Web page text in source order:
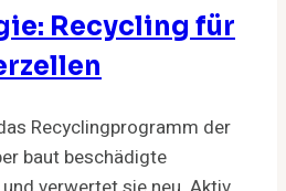
Recycling für
Recyclingprogramm der
baut beschädigte